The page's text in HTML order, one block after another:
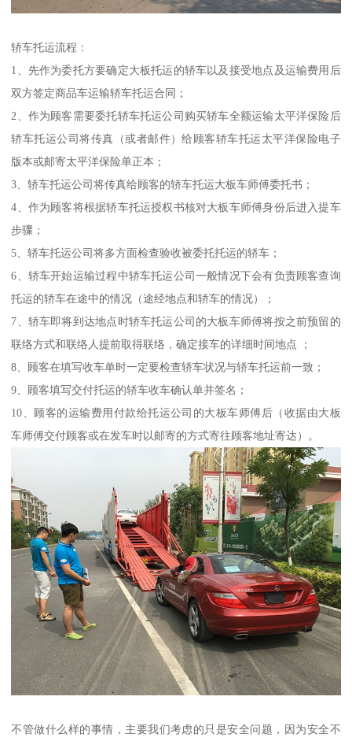
轿车托运流程：
1、先作为委托方要确定大板托运的轿车以及接受地点及运输费用后
双方签定商品车运输轿车托运合同；
2、作为顾客需要委托轿车托运公司购买轿车全额运输太平洋保险后
轿车托运公司将传真（或者邮件）给顾客轿车托运太平洋保险电子
版本或邮寄太平洋保险单正本；
3、轿车托运公司将传真给顾客的轿车托运大板车师傅委托书；
4、作为顾客将根据轿车托运授权书核对大板车师傅身份后进入提车
步骤；
5、轿车托运公司将多方面检查验收被委托托运的轿车；
6、轿车开始运输过程中轿车托运公司一般情况下会有负责顾客查询
托运的轿车在途中的情况（途经地点和轿车的情况）；
7、轿车即将到达地点时轿车托运公司的大板车师傅将按之前预留的
联络方式和联络人提前取得联络，确定接车的详细时间地点 ；
8、顾客在填写收车单时一定要检查轿车状况与轿车托运前一致；
9、顾客填写交付托运的轿车收车确认单并签名；
10、顾客的运输费用付款给托运公司的大板车师傅后（收据由大板
车师傅交付顾客或在发车时以邮寄的方式寄往顾客地址寄达）。
不管做什么样的事情，主要我们考虑的只是安全问题，因为安全不